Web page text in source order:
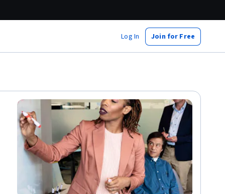
Log In Join for Free